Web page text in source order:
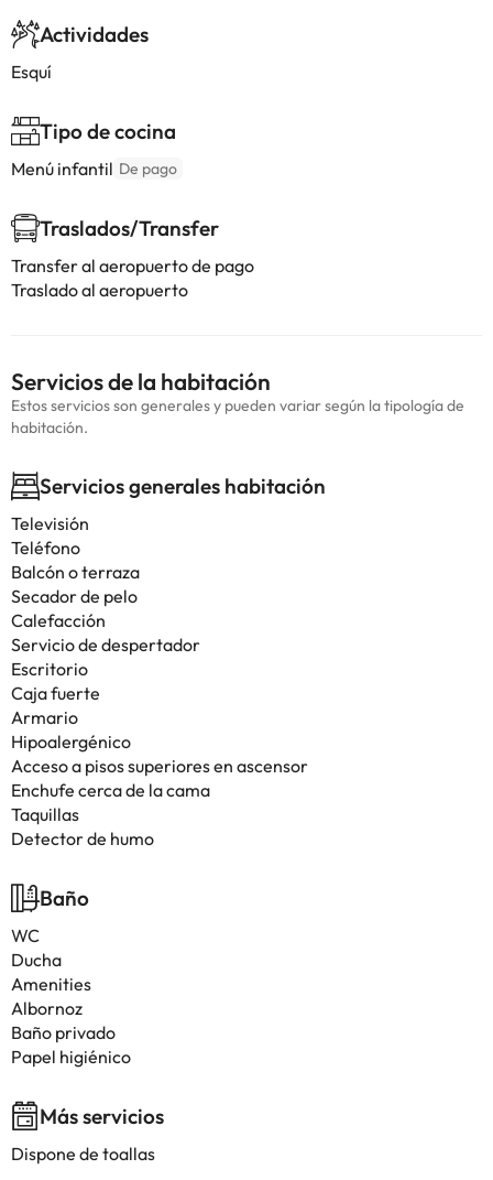
Actividades
Esquí
Tipo de cocina
Menú infantil De pago
Traslados/Transfer
Transfer al aeropuerto de pago
Traslado al aeropuerto
Servicios de la habitación
Estos servicios son generales y pueden variar según la tipología de
habitación.
Servicios generales habitación
Televisión
Teléfono
Balcón o terraza
Secador de pelo
Calefacción
Servicio de despertador
Escritorio
Caja fuerte
Armario
Hipoalergénico
Acceso a pisos superiores en ascensor
Enchufe cerca de la cama
Taquillas
Detector de humo
Baño
WC
Ducha
Amenities
Albornoz
Baño privado
Papel higiénico
Más servicios
Dispone de toallas